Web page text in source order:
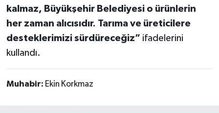
kalmaz, Büyükşehir Belediyesi o ürünlerin
her zaman alıcısıdır. Tarıma ve üreticilere
desteklerimizi sürdüreceğiz” ifadelerini
kullandı.
Muhabir: Ekin Korkmaz